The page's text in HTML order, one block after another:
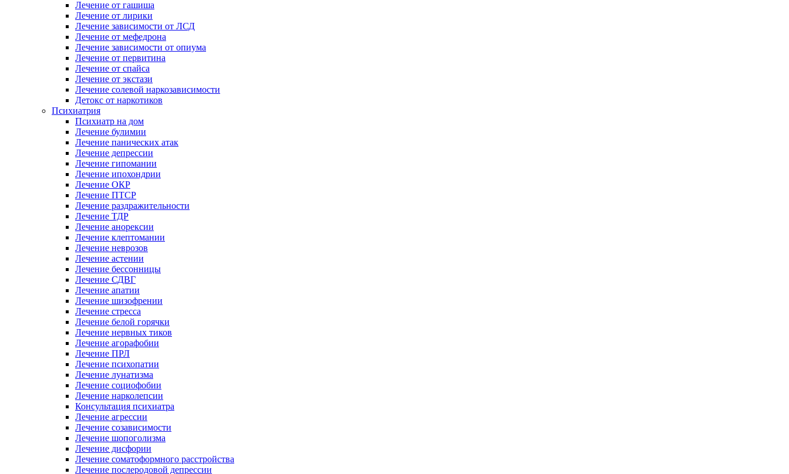
Лечение от гашиша
Лечение от лирики
Лечение зависимости от ЛСД
Лечение от мефедрона
Лечение зависимости от опиума
Лечение от первитина
Лечение от спайса
Лечение от экстази
Лечение солевой наркозависимости
Детокс от наркотиков
Психиатрия
Психиатр на дом
Лечение булимии
Лечение панических атак
Лечение депрессии
Лечение гипомании
Лечение ипохондрии
Лечение ОКР
Лечение ПТСР
Лечение раздражительности
Лечение ТДР
Лечение анорексии
Лечение клептомании
Лечение неврозов
Лечение астении
Лечение бессонницы
Лечение СДВГ
Лечение апатии
Лечение шизофрении
Лечение стресса
Лечение белой горячки
Лечение нервных тиков
Лечение агорафобии
Лечение ПРЛ
Лечение психопатии
Лечение лунатизма
Лечение социофобии
Лечение нарколепсии
Консультация психиатра
Лечение агрессии
Лечение созависимости
Лечение шопоголизма
Лечение дисфории
Лечение соматоформного расстройства
Лечение послеродовой депрессии